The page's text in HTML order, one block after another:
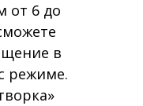
от 6 до
в
режиме.